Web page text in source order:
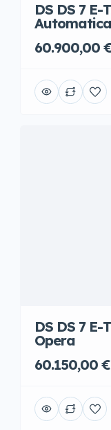
DS DS 7 E-
60.900,00
DS DS 7
Opera
60.150,00 €